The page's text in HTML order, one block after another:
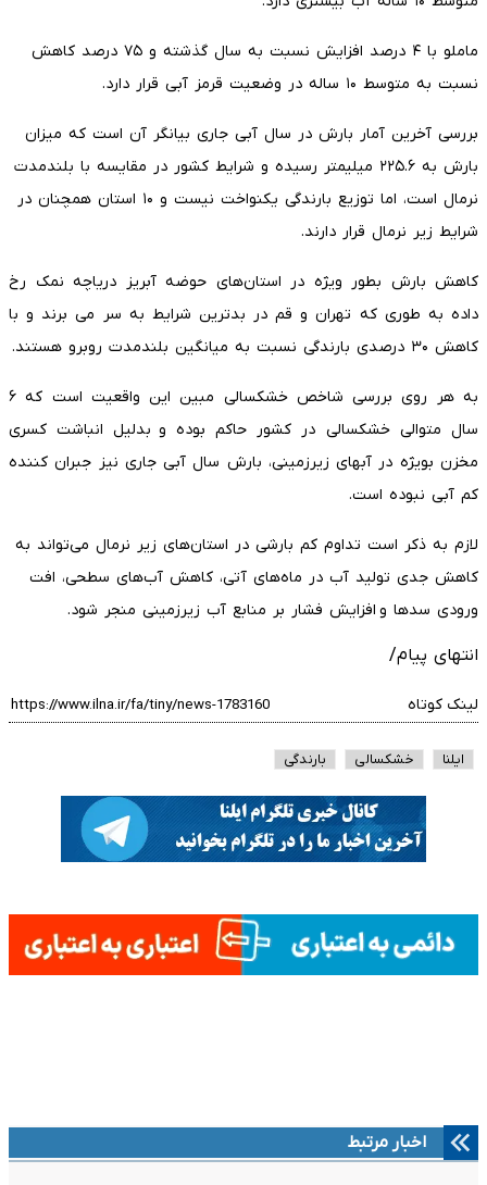
ماملو با ۴ درصد افزایش نسبت به سال گذشته و ۷۵ درصد کاهش
نسبت به متوسط ۱۰ ساله در وضعیت قرمز آبی قرار دارد.
بررسی آخرین آمار بارش در سال آبی جاری بیانگر آن است که میزان
بارش به ۲۲۵.۶ میلیمتر رسیده و شرایط کشور در مقایسه با بلندمدت
نرمال است، اما توزیع بارندگی یکنواخت نیست و ۱۰ استان همچنان‌ در
شرایط زیر نرمال قرار دارند.
کاهش بارش بطور ویژه در استان‌های حوضه آبریز دریاچه نمک رخ
داده به طوری که تهران و قم در بدترین شرایط به سر می برند و با
کاهش ۳۰ درصدی بارندگی نسبت به میانگین بلندمدت روبرو هستند.
به هر روی بررسی شاخص خشکسالی مبین این واقعیت است که ۶
سال متوالی خشکسالی در کشور حاکم بوده و بدلیل انباشت کسری
مخزن بویژه در آبهای زیرزمینی، بارش سال آبی جاری نیز جبران کننده
کم آبی نبوده است.
لازم به ذکر است تداوم کم بارشی در استان‌های زیر نرمال می‌تواند به
کاهش جدی تولید آب در ماه‌های آتی، کاهش آب‌های سطحی، افت
ورودی سدها و افزایش فشار بر منابع آب زیرزمینی منجر شود.
انتهای پیام/
لینک کوتاه
ایلنا خشکسالی بارندگی
اخبار مرتبط